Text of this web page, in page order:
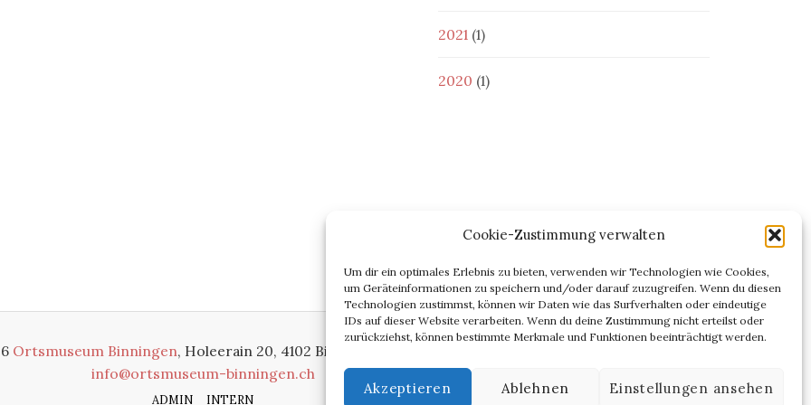
Cookie-Zustimmung verwalten
Um dir ein optimales Erlebnis zu bieten, verwenden wir Technologien wie Cookies,
um Geräteinformationen zu speichern und/oder darauf zuzugreifen. Wenn du diesen
Technologien zustimmst, können wir Daten wie das Surfverhalten oder eindeutige
IDs auf dieser Website verarbeiten. Wenn du deine Zustimmung nicht erteilst oder
zurückziehst, können bestimmte Merkmale und Funktionen beeinträchtigt werden.
Akzeptieren Ablehnen Einstellungen ansehen
2021 (1)
2020 (1)
Ortsmuseum Binningen, Holeerain 20, 4102 Binningen, Schweiz
info@ortsmuseum-binningen.ch
ADMIN INTERN